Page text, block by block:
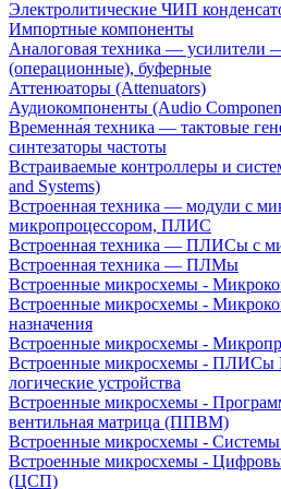
Электролитические ЧИП
Импортные компоненты
Аналоговая техника —
(операционные), буферные
Аттенюаторы (Attenuators)
Аудиокомпоненты (Audio
Временна́я техника — тактовые
синтезаторы частоты
Встраиваемые контроллеры и
and Systems)
Встроенная техника — модули с
микропроцессором, ПЛИС
Встроенная техника — ПЛИСы с
Встроенная техника — ПЛМы
Встроенные микросхемы -
Встроенные микросхемы -
назначения
Встроенные микросхемы -
Встроенные микросхемы - ПЛИСы
логические устройства
Встроенные микросхемы -
вентильная матрица (ППВМ)
Встроенные микросхемы - Системы
Встроенные микросхемы -
(ЦСП)